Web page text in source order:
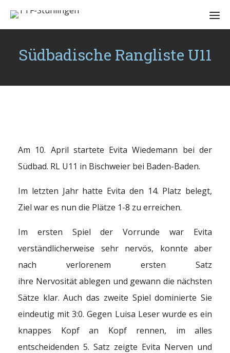
Südbadische Rangliste U11
Am 10. April startete Evita Wiedemann bei der
Südbad. RL U11 in Bischweier bei Baden-Baden.
Im letzten Jahr hatte Evita den 14. Platz belegt,
Ziel war es nun die Plätze 1-8 zu erreichen.
Im ersten Spiel der Vorrunde war Evita
verständlicherweise sehr nervös, konnte aber
nach verlorenem ersten Satz
ihre Nervosität ablegen und gewann die nächsten
Sätze klar. Auch das zweite Spiel dominierte Sie
eindeutig mit 3:0. Gegen Luisa Leser wurde es ein
knappes Kopf an Kopf rennen, im alles
entscheidenden 5. Satz zeigte Evita Nerven und